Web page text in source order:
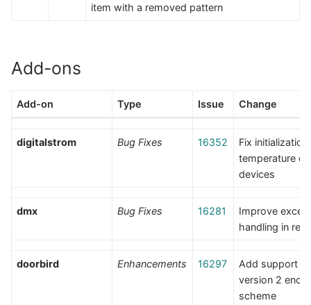
item with a removed pattern
Add-ons
Add-on Type Issue Change
digitalstrom Bug Fixes 16352
Fix
temperature
devices
dmx Bug Fixes 16281
Improve
handling in
doorbird Enhancements 16297
Add support
version 2
scheme